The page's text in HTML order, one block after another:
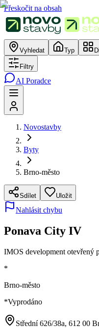
Přeskočit na obsah
Vyhledat Typ
Filtry
AI Poradce
Novostavby
Byty
Brno-město
Sdílet Uložit
Nahlásit chybu
Ponava City IV
IMOS development otevřený
*
Brno-město
*Vyprodáno
Střední 626/38a, 612 00